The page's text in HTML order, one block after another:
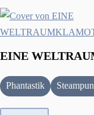
EINE
Phantastik